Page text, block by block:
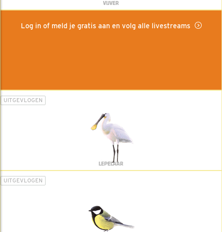
VIJVER
Log in of meld je gratis aan en volg alle livestreams
UITGEVLOGEN
LEPELAAR
UITGEVLOGEN